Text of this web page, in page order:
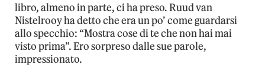
libro, almeno in parte, ci ha preso. Ruud van
Nistelrooy ha detto che era un po’ come guardarsi
allo specchio: “Mostra cose di te che non hai mai
visto prima”. Ero sorpreso dalle sue parole,
impressionato.